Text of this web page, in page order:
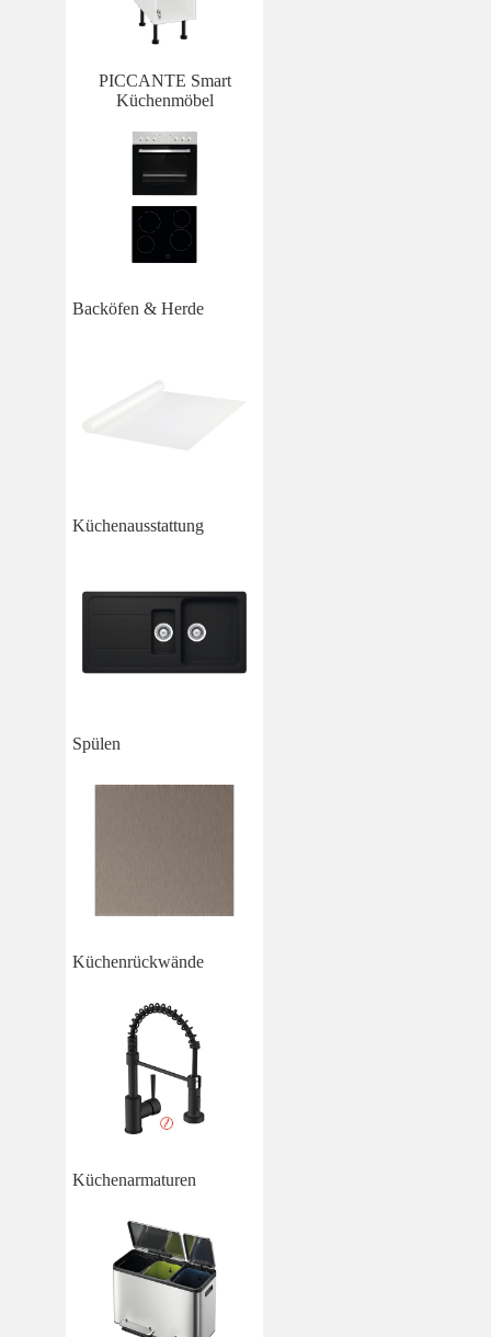
PICCANTE Smart
Küchenmöbel
Backöfen & Herde
Küchenausstattung
Spülen
Küchenrückwände
Küchenarmaturen